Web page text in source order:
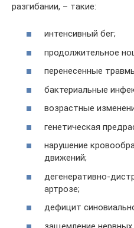
разгибании, – такие:
интенсивный бег;
продолжительное
перенесенные
бактериальные
возрастные
генетическая
нарушение
движений;
дегенеративно-
артрозе;
дефицит